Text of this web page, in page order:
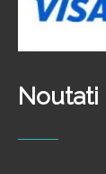
Noutati